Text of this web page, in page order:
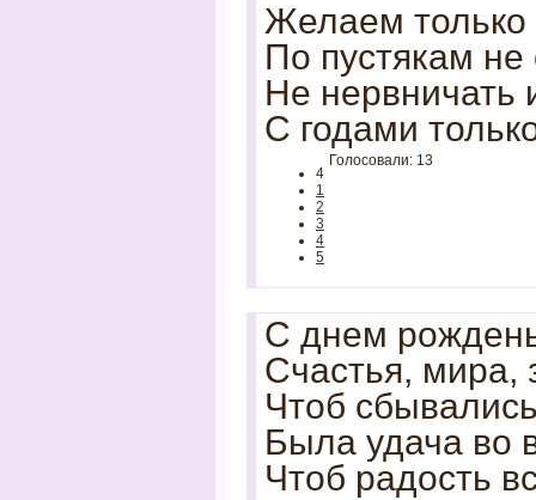
Желаем только
По пустякам не
Не нервничать
С годами
4
1
2
3
4
5
Голосовали: 13
С днем
Счастья, мира,
Чтоб
Была удача во
Чтоб радость